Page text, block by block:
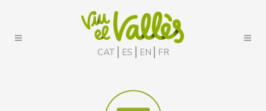
CAT ES EN FR